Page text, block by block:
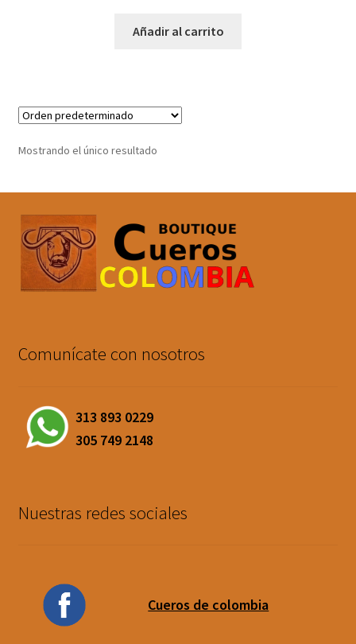
Añadir al carrito
Mostrando el único resultado
Comunícate con nosotros
313 893 0229
305 749 2148
Nuestras redes sociales
Cueros de colombia